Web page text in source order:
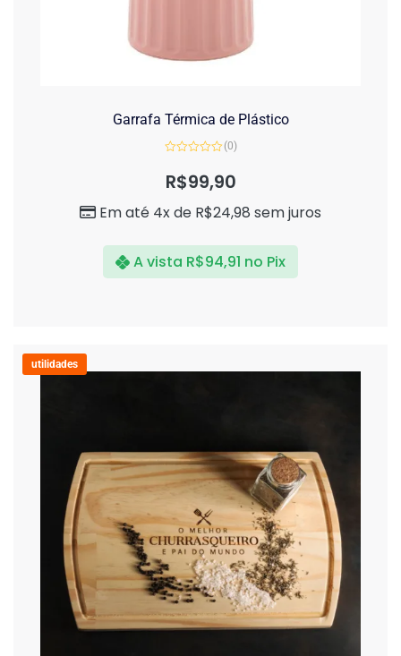
Garrafa Térmica de Plástico
de
(0)
R$99,90
Em até 4x de R$24,98 sem juros
A vista R$94,91 no Pix
utilidades